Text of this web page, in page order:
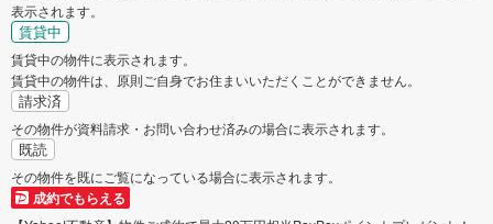
表示されます。
賃貸中
賃貸中の物件に表示されます。
賃貸中の物件は、原則ご自身でお住まいいただくことができません。
請求済
その物件が資料請求・お問い合わせ済みの場合に表示されます。
既読
その物件を既にご覧になっている場合に表示されます。
成約でもらえる